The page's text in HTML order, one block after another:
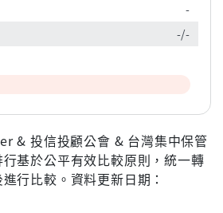
-
-/-
& 投信投顧公會 & 台灣集中保管
基於公平有效比較原則，統一轉
行比較。資料更新日期：